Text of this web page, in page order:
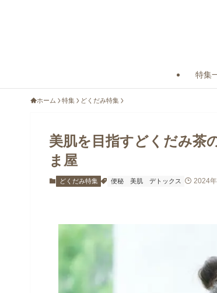
特集
ホーム 特集 どくだみ特集
美肌を目指すどくだみ茶
ま屋
どくだみ特集 便秘 美肌 デトックス 2024